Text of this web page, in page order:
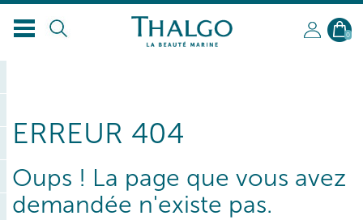
FR
0
ERREUR 404
Oups ! La page que vous avez
demandée n'existe pas.